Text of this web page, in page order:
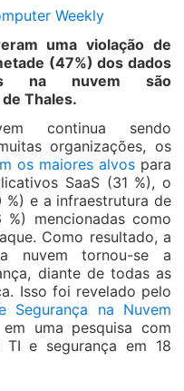
Weekly
uma violação de
(47%) dos dados
na nuvem são
Thales.
continua sendo
organizações, os
os maiores alvos para
SaaS (31 %), o
%) e a infraestrutura de
mencionadas como
Como resultado, a
nuvem tornou-se a
diante de todas as
Isso foi revelado pelo
Segurança na Nuvem
uma pesquisa com
e segurança em 18